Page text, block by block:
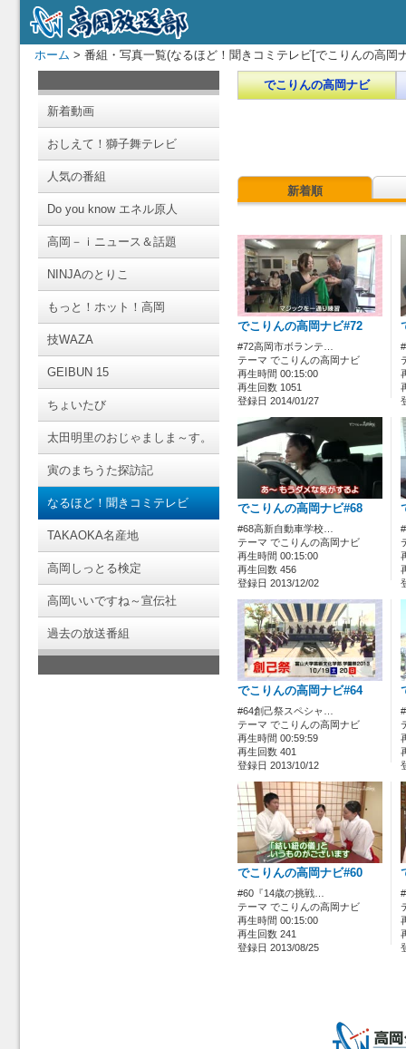
ホーム > 番組・写真一覧(なるほど！聞きコミテレビ[でこりんの高岡
新着動画
おしえて！獅子舞テレビ
人気の番組
Do you know エネル原人
高岡－ｉニュース＆話題
NINJAのとりこ
もっと！ホット！高岡
技WAZA
GEIBUN 15
ちょいたび
太田明里のおじゃましま～す。
寅のまちうた探訪記
なるほど！聞きコミテレビ
TAKAOKA名産地
高岡しっとる検定
高岡いいですね～宣伝社
過去の放送番組
でこりんの高岡ナビ
新着順
でこりんの高岡ナビ#72
#72高岡市ボランテ…
テーマ でこりんの高岡ナビ
再生時間 00:15:00
再生回数 1051
登録日 2014/01/27
でこりんの高岡ナビ#68
#68高新自動車学校…
テーマ でこりんの高岡ナビ
再生時間 00:15:00
再生回数 456
登録日 2013/12/02
でこりんの高岡ナビ#64
#64創己祭スペシャ…
テーマ でこりんの高岡ナビ
再生時間 00:59:59
再生回数 401
登録日 2013/10/12
でこりんの高岡ナビ#60
#60『14歳の挑戦…
テーマ でこりんの高岡ナビ
再生時間 00:15:00
再生回数 241
登録日 2013/08/25